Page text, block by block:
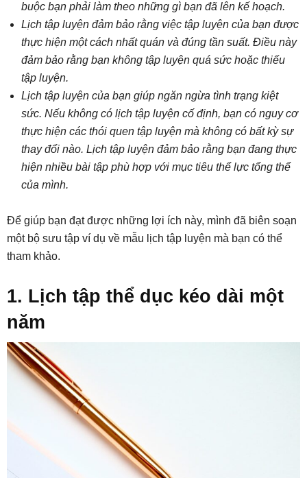
buộc bạn phải làm theo những gì bạn đã lên kế hoạch.
Lịch tập luyện đảm bảo rằng việc tập luyện của bạn được
thực hiện một cách nhất quán và đúng tần suất. Điều này
đảm bảo rằng bạn không tập luyện quá sức hoặc thiếu
tập luyện.
Lịch tập luyện của bạn giúp ngăn ngừa tình trạng kiệt
sức. Nếu không có lịch tập luyện cố định, bạn có nguy cơ
thực hiện các thói quen tập luyện mà không có bất kỳ sự
thay đổi nào. Lịch tập luyện đảm bảo rằng bạn đang thực
hiện nhiều bài tập phù hợp với mục tiêu thể lực tổng thể
của mình.
Để giúp bạn đạt được những lợi ích này, mình đã biên soạn
một bộ sưu tập ví dụ về mẫu lịch tập luyện mà bạn có thể
tham khảo.
1. Lịch tập thể dục kéo dài một
năm